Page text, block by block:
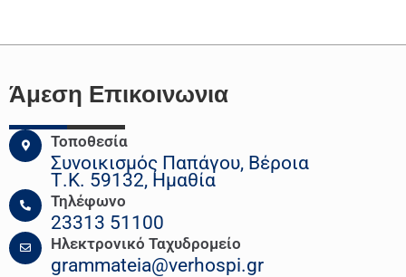
Άμεση Επικοινωνια
Τοποθεσία
Συνοικισμός Παπάγου, Βέροια
Τ.Κ. 59132, Ημαθία
Τηλέφωνο
23313 51100
Ηλεκτρονικό Ταχυδρομείο
grammateia@verhospi.gr